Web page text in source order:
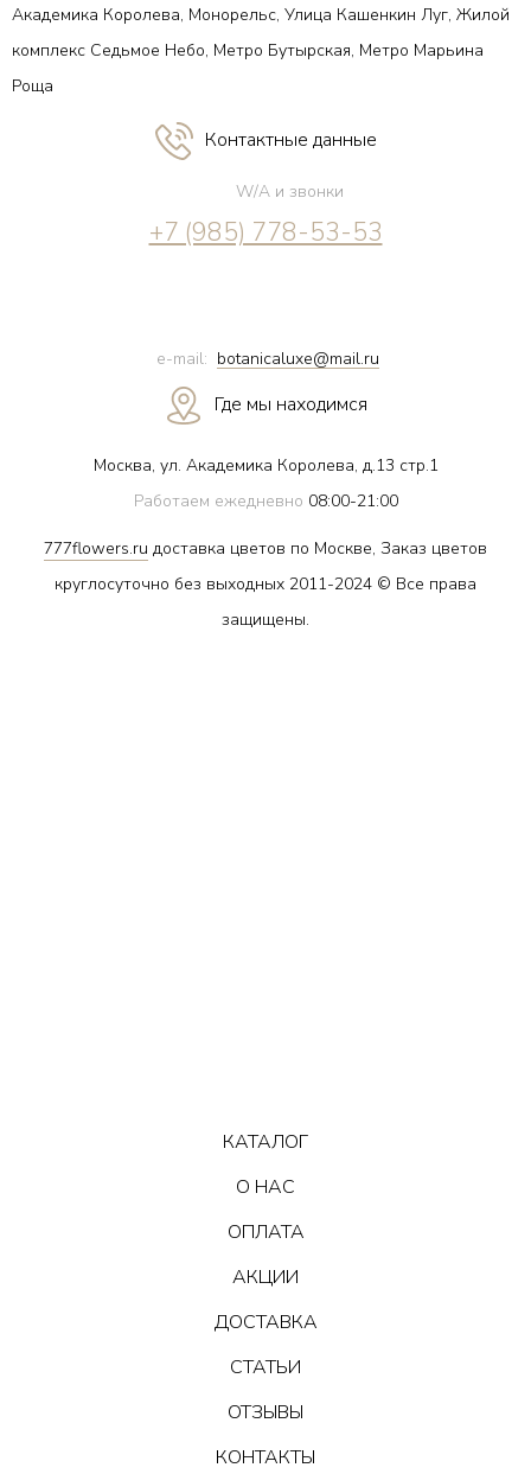
Академика Королева, Монорельс, Улица Кашенкин Луг, Жилой
комплекс Седьмое Небо, Метро Бутырская, Метро Марьина
Роща
Контактные данные
W/A и звонки
+7 (985) 778-53-53
e-mail: botanicaluxe@mail.ru
Где мы находимся
Москва, ул. Академика Королева, д.13 стр.1
Работаем ежедневно 08:00-21:00
777flowers.ru доставка цветов по Москве, Заказ цветов
круглосуточно без выходных 2011-2024 © Все права
защищены.
КАТАЛОГ
О НАС
ОПЛАТА
АКЦИИ
ДОСТАВКА
СТАТЬИ
ОТЗЫВЫ
КОНТАКТЫ